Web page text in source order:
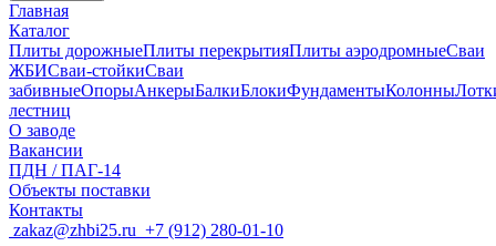
Главная
Каталог
Плиты дорожныеПлиты перекрытияПлиты аэродромныеСваи
ЖБИСваи-стойкиСваи
забивныеОпорыАнкерыБалкиБлокиФундаментыКолонны
лестниц
О заводе
Вакансии
ПДН / ПАГ-14
Объекты поставки
Контакты
zakaz@zhbi25.ru +7 (912) 280-01-10